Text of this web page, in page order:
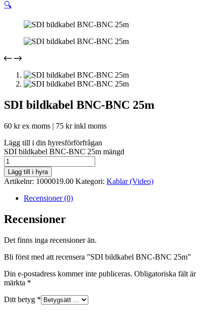
🔍
SDI bildkabel BNC-BNC 25m
60 krex moms | 75 krinkl moms
Lägg till i din hyresförförfrågan
SDI bildkabel BNC-BNC 25m mängd
Lägg till i hyra
Artikelnr: 1000019.00 Kategori: Kablar (Video)
Recensioner (0)
Recensioner
Det finns inga recensioner än.
Bli först med att recensera ”SDI bildkabel BNC-BNC 25m”
Din e-postadress kommer inte publiceras. Obligatoriska fält är
märkta *
Ditt betyg *